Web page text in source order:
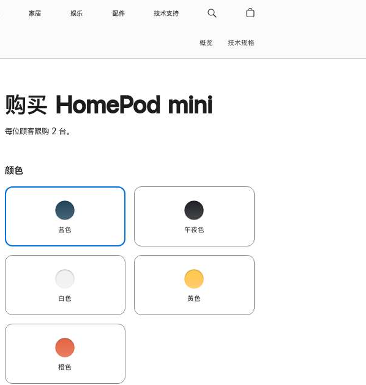
家居 娱乐 配件 技术支持
概览 技术规格
购买 HomePod mini
每位顾客限购 2 台。
颜色
蓝色 午夜色
白色 黄色
橙色